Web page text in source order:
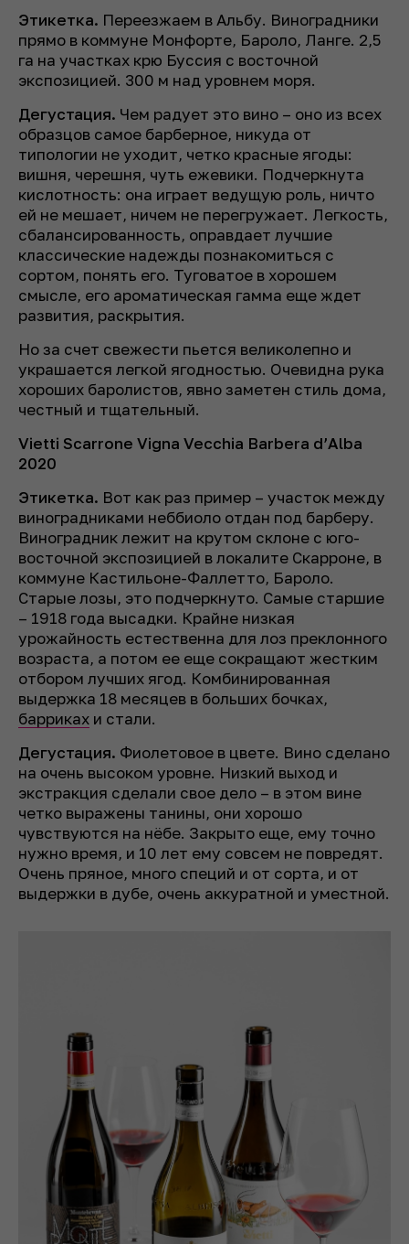
Этикетка. Переезжаем в Альбу. Виноградники
прямо в коммуне Монфорте, Бароло, Ланге. 2,5
га на участках крю Буссия с восточной
экспозицией. 300 м над уровнем моря.
Дегустация. Чем радует это вино – оно из всех
образцов самое барберное, никуда от
типологии не уходит, четко красные ягоды:
вишня, черешня, чуть ежевики. Подчеркнута
кислотность: она играет ведущую роль, ничто
ей не мешает, ничем не перегружает. Легкость,
сбалансированность, оправдает лучшие
классические надежды познакомиться с
сортом, понять его. Туговатое в хорошем
смысле, его ароматическая гамма еще ждет
развития, раскрытия.
Но за счет свежести пьется великолепно и
украшается легкой ягодностью. Очевидна рука
хороших баролистов, явно заметен стиль дома,
честный и тщательный.
Vietti Scarrone Vigna Vecchia Barbera d’Alba
2020
Этикетка. Вот как раз пример – участок между
виноградниками неббиоло отдан под барберу.
Виноградник лежит на крутом склоне с юго-
восточной экспозицией в локалите Скарроне, в
коммуне Кастильоне-Фаллетто, Бароло.
Старые лозы, это подчеркнуто. Самые старшие
– 1918 года высадки. Крайне низкая
урожайность естественна для лоз преклонного
возраста, а потом ее еще сокращают жестким
отбором лучших ягод. Комбинированная
выдержка 18 месяцев в больших бочках,
барриках и стали.
Дегустация. Фиолетовое в цвете. Вино сделано
на очень высоком уровне. Низкий выход и
экстракция сделали свое дело – в этом вине
четко выражены танины, они хорошо
чувствуются на нёбе. Закрыто еще, ему точно
нужно время, и 10 лет ему совсем не повредят.
Очень пряное, много специй и от сорта, и от
выдержки в дубе, очень аккуратной и уместной.